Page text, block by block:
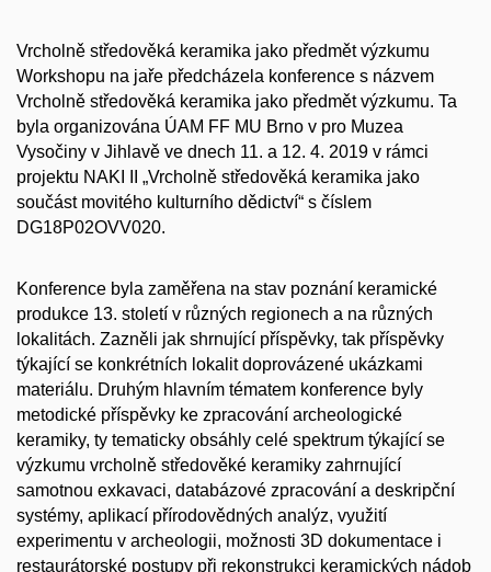
Vrcholně středověká keramika jako předmět výzkumu
Workshopu na jaře předcházela konference s názvem
Vrcholně středověká keramika jako předmět výzkumu. Ta
byla organizována ÚAM FF MU Brno v pro Muzea
Vysočiny v Jihlavě ve dnech 11. a 12. 4. 2019 v rámci
projektu NAKI II „Vrcholně středověká keramika jako
součást movitého kulturního dědictví“ s číslem
DG18P02OVV020.
Konference byla zaměřena na stav poznání keramické
produkce 13. století v různých regionech a na různých
lokalitách. Zazněli jak shrnující příspěvky, tak příspěvky
týkající se konkrétních lokalit doprovázené ukázkami
materiálu. Druhým hlavním tématem konference byly
metodické příspěvky ke zpracování archeologické
keramiky, ty tematicky obsáhly celé spektrum týkající se
výzkumu vrcholně středověké keramiky zahrnující
samotnou exkavaci, databázové zpracování a deskripční
systémy, aplikací přírodovědných analýz, využití
experimentu v archeologii, možnosti 3D dokumentace i
restaurátorské postupy při rekonstrukci keramických nádob